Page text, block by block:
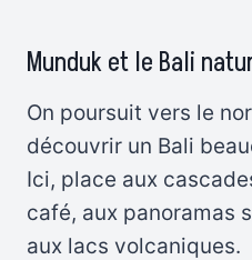
Munduk et le Bali
On poursuit vers le
découvrir un Bali
Ici, place aux
café, aux panoramas
aux lacs volcaniques.